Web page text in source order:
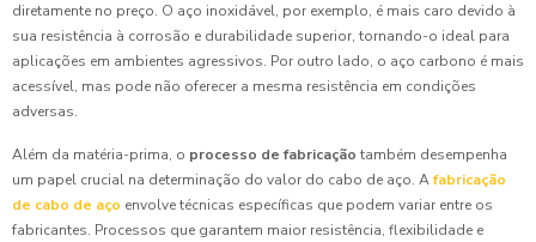
diretamente no preço. O aço inoxidável, por exemplo, é mais caro devido à
sua resistência à corrosão e durabilidade superior, tornando-o ideal para
aplicações em ambientes agressivos. Por outro lado, o aço carbono é mais
acessível, mas pode não oferecer a mesma resistência em condições
adversas.
Além da matéria-prima, o processo de fabricação também desempenha
um papel crucial na determinação do valor do cabo de aço. Afabricação
de cabo de aço envolve técnicas específicas que podem variar entre os
fabricantes. Processos que garantem maior resistência, flexibilidade e